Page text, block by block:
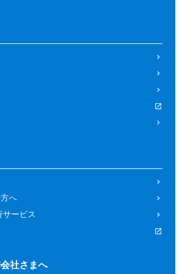
づく、参加申込みの拒否、参加
によって、参加者又は第三者が
等について、当社は一切の責任
ものとします。
加資格）
当社所定の方法により申し込み
であって、本イベントの開催趣
個人を問いません。）としま
かかわらず、以下の各号に該当す
あると当社が判断した場合は、
諾を取り消すことができるものと
、反政府組織その他の反社会的組
へ
サービス
社さまへ